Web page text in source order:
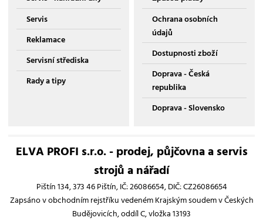
Servis
Reklamace
Servisní střediska
Rady a tipy
Ochrana osobních
údajů
Dostupnosti zboží
Doprava - Česká
republika
Doprava - Slovensko
ELVA PROFI s.r.o. - prodej, půjčovna a servis
strojů a nářadí
Pištín 134, 373 46 Pištín, IČ: 26086654, DIČ: CZ26086654
Zapsáno v obchodním rejstříku vedeném Krajským soudem v Českých
Budějovicích, oddíl C, vložka 13193